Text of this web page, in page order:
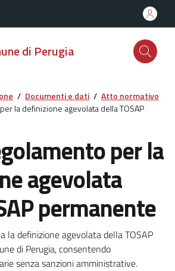
di Perugia
/ Documenti e dati / Atto normativo
la definizione agevolata della TOSAP
per la
agevolata
permanente
la definizione agevolata della TOSAP
di Perugia, consentendo
senza sanzioni amministrative.